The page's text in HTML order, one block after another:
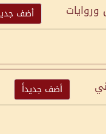
أضف
أضف جديداً